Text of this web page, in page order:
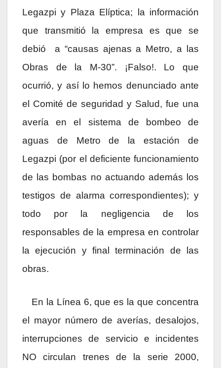
Legazpi y Plaza Elíptica; la información
que transmitió la empresa es que se
debió
a “causas ajenas a Metro, a las
Obras de la M-30”. ¡Falso!. Lo que
ocurrió, y así lo hemos denunciado ante
el Comité de seguridad y Salud, fue una
avería en el sistema de bombeo de
aguas de Metro de la estación de
Legazpi (por el deficiente funcionamiento
de las bombas no actuando además los
testigos de alarma correspondientes); y
todo por la negligencia de los
responsables de la empresa en controlar
la ejecución y final terminación de las
obras.
En la Línea 6, que es la que concentra
el mayor número de averías, desalojos,
interrupciones de servicio e incidentes
NO circulan trenes de la serie 2000,